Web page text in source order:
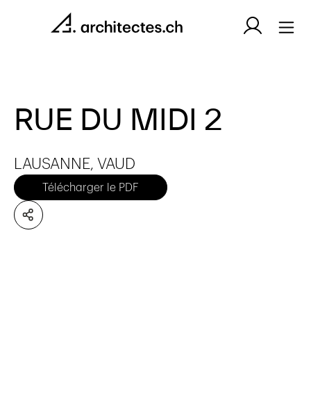
RUE DU MIDI 2
LAUSANNE, VAUD
Télécharger le PDF